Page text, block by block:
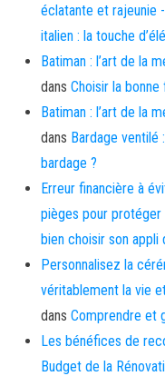
éclatante et rajeunie
italien : la touche
Batiman : l’art de la
dans Choisir la
Batiman : l’art de la
dans Bardage ventilé
bardage ?
Erreur financière à
pièges pour
bien choisir son appli
Personnalisez la
véritablement la vie
dans Comprendre et
Les bénéfices de
Budget de la